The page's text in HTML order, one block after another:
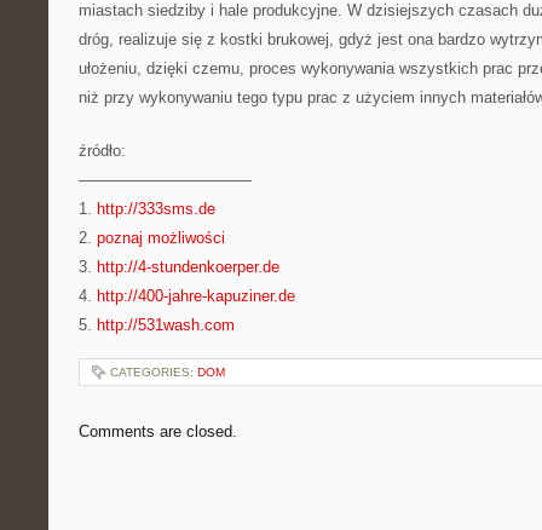
miastach siedziby i hale produkcyjne. W dzisiejszych czasach
dróg, realizuje się z kostki brukowej, gdyż jest ona bardzo
ułożeniu, dzięki czemu, proces wykonywania wszystkich prac
niż przy wykonywaniu tego typu prac z użyciem innych
źródło:
———————————
1. http://333sms.de
2. poznaj możliwości
3. http://4-stundenkoerper.de
4. http://400-jahre-kapuziner.de
5. http://531wash.com
CATEGORIES: DOM
Comments are closed.